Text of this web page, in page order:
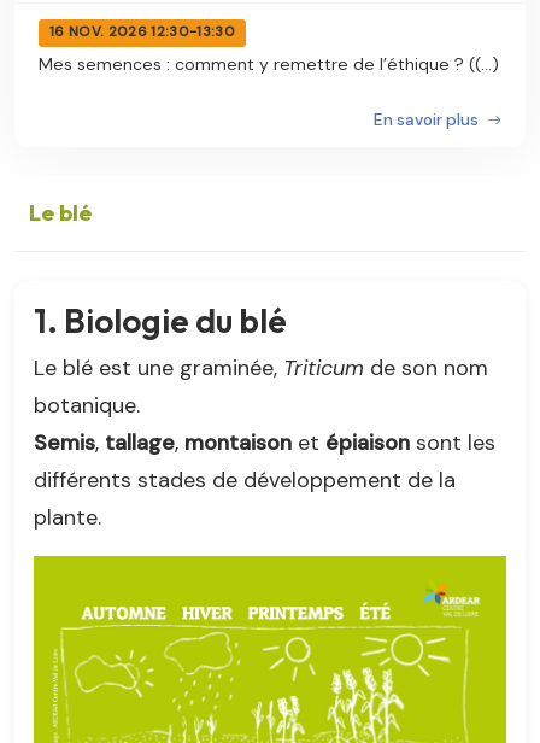
16 NOV. 2026 12:30-13:30
Mes semences : comment y remettre de l’éthique ? ((...)
En savoir plus
Le blé
1. Biologie du blé
Le blé est une graminée, Triticum de son nom
botanique.
Semis, tallage, montaison et épiaison sont les
différents stades de développement de la
plante.